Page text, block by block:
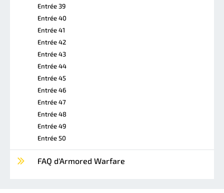
Entrée 39
Entrée 40
Entrée 41
Entrée 42
Entrée 43
Entrée 44
Entrée 45
Entrée 46
Entrée 47
Entrée 48
Entrée 49
Entrée 50
FAQ d'Armored Warfare